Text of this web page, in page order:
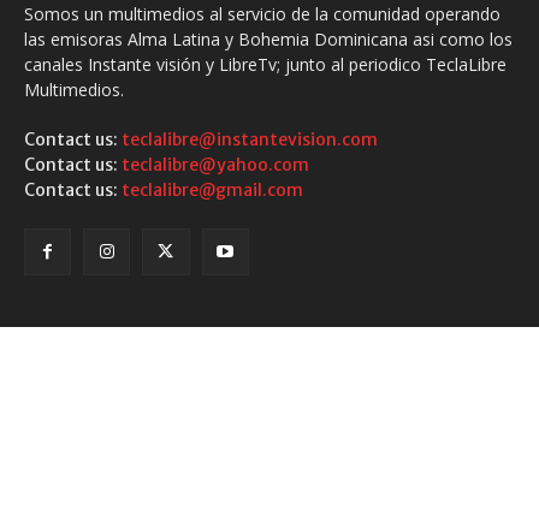
Somos un multimedios al servicio de la comunidad operando
las emisoras Alma Latina y Bohemia Dominicana asi como los
canales Instante visión y LibreTv; junto al periodico TeclaLibre
Multimedios.
Contact us: teclalibre@instantevision.com
Contact us: teclalibre@yahoo.com
Contact us: teclalibre@gmail.com